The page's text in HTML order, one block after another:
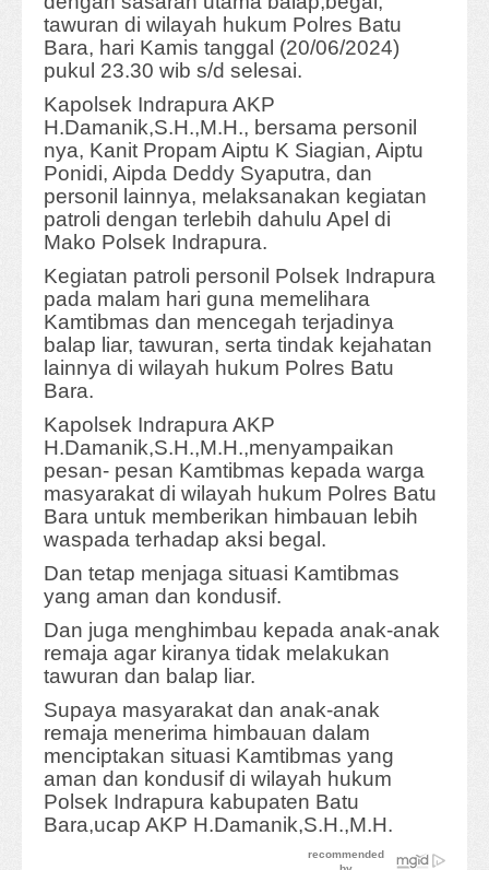
tawuran di wilayah hukum Polres Batu
Bara, hari Kamis tanggal (20/06/2024)
pukul 23.30 wib s/d selesai.
Kapolsek Indrapura AKP
H.Damanik,S.H.,M.H., bersama personil
nya, Kanit Propam Aiptu K Siagian, Aiptu
Ponidi, Aipda Deddy Syaputra, dan
personil lainnya, melaksanakan kegiatan
patroli dengan terlebih dahulu Apel di
Mako Polsek Indrapura.
Kegiatan patroli personil Polsek Indrapura
pada malam hari guna memelihara
Kamtibmas dan mencegah terjadinya
balap liar, tawuran, serta tindak kejahatan
lainnya di wilayah hukum Polres Batu
Bara.
Kapolsek Indrapura AKP
H.Damanik,S.H.,M.H.,menyampaikan
pesan- pesan Kamtibmas kepada warga
masyarakat di wilayah hukum Polres Batu
Bara untuk memberikan himbauan lebih
waspada terhadap aksi begal.
Dan tetap menjaga situasi Kamtibmas
yang aman dan kondusif.
Dan juga menghimbau kepada anak-anak
remaja agar kiranya tidak melakukan
tawuran dan balap liar.
Supaya masyarakat dan anak-anak
remaja menerima himbauan dalam
menciptakan situasi Kamtibmas yang
aman dan kondusif di wilayah hukum
Polsek Indrapura kabupaten Batu
Bara,ucap AKP H.Damanik,S.H.,M.H.